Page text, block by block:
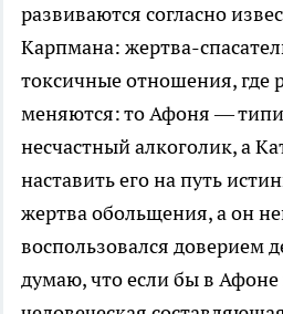
развиваются согласно
Карпмана: жертва-
токсичные отношения, где
меняются: то Афоня —
несчастный алкоголик, а
наставить его на путь
жертва обольщения, а он
воспользовался доверием
думаю, что если бы в Афоне